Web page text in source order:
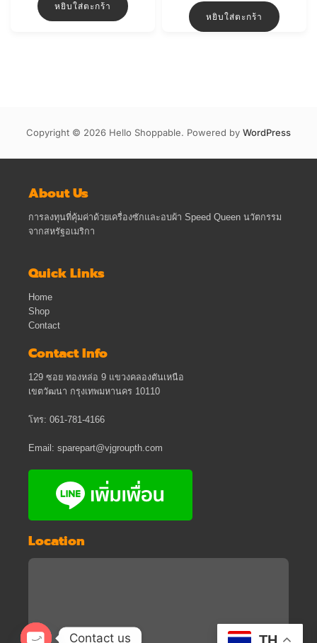
หยิบใส่ตะกร้า
หยิบใส่ตะกร้า
Copyright © 2026 Hello Shoppable. Powered by WordPress
About Us
การลงทุนที่คุ้มค่าด้วยเครื่องซักและอบผ้า Speed Queen นวัตกรรม
จากสหรัฐอเมริกา
Quick Links
Home
Shop
Contact
Contact Info
129 ซอย ทองหล่อ 9 แขวงคลองตันเหนือ
เขตวัฒนา กรุงเทพมหานคร 10110
โทร: 061-781-4166
Email: sparepart@vjgroupth.com
Location
Contact us